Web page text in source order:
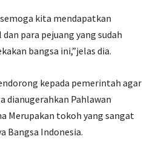
kita mendapatkan
para pejuang yang sudah
bangsa ini,”jelas dia.
kepada pemerintah agar
dianugerahkan Pahlawan
Merupakan tokoh yang sangat
Bangsa Indonesia.